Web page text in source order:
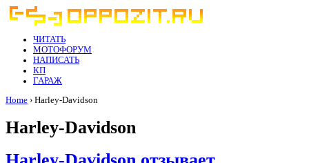
ЧИТАТЬ
МОТОФОРУМ
НАПИСАТЬ
КП
ГАРАЖ
Home › Harley-Davidson
Harley-Davidson